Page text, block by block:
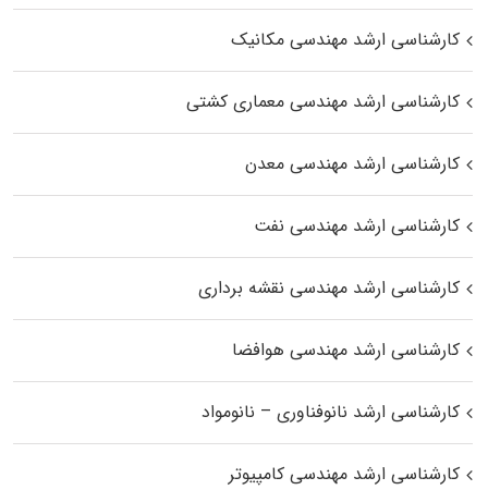
کارشناسی ارشد مهندسی مکانیک
کارشناسی ارشد مهندسی معماری کشتی
کارشناسی ارشد مهندسی معدن
کارشناسی ارشد مهندسی نفت
کارشناسی ارشد مهندسی نقشه برداری
کارشناسی ارشد مهندسی هوافضا
کارشناسی ارشد نانوفناوری – نانومواد
کارشناسی ارشد مهندسی کامپیوتر